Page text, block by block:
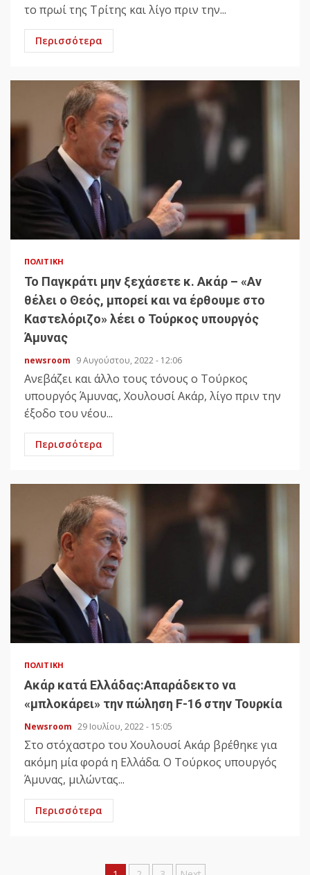
το πρωί της Τρίτης και λίγο πριν την...
Περισσότερα
ΠΟΛΙΤΙΚΉ
Το Παγκράτι μην ξεχάσετε κ. Ακάρ – «Αν
θέλει ο Θεός, μπορεί και να έρθουμε στο
Καστελόριζο» λέει ο Τούρκος υπουργός
Άμυνας
newsroom 9 Αυγούστου, 2022 - 12:06
Ανεβάζει και άλλο τους τόνους ο Τούρκος
υπουργός Άμυνας, Χουλουσί Ακάρ, λίγο πριν την
έξοδο του νέου...
Περισσότερα
ΠΟΛΙΤΙΚΉ
Ακάρ κατά Ελλάδας:Απαράδεκτο να
«μπλοκάρει» την πώληση F-16 στην Τουρκία
Newsroom 29 Ιουλίου, 2022 - 15:05
Στο στόχαστρο του Χουλουσί Ακάρ βρέθηκε για
ακόμη μία φορά η Ελλάδα. Ο Τούρκος υπουργός
Άμυνας, μιλώντας...
Περισσότερα